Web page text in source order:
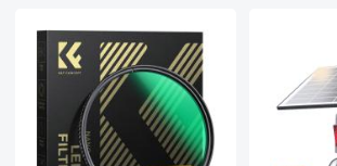
クラッチ耐性反射防止
ND フィルター ナノ - X
シリーズとします。